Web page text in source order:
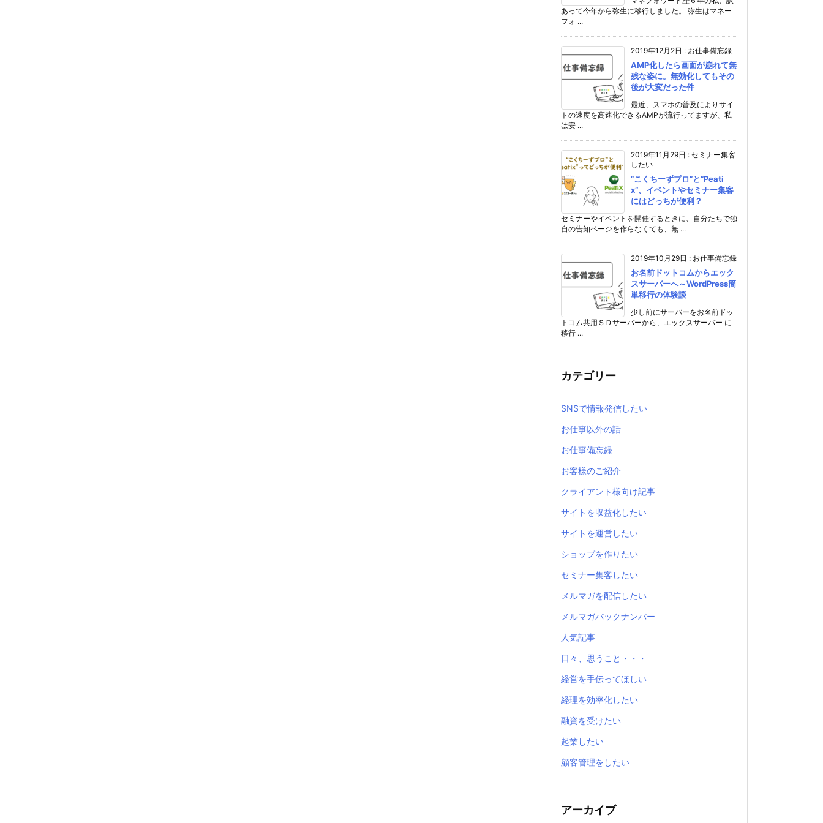
あって今年から弥生に移行しました。 弥生はマネー
フォ ...
2019年12月2日 : お仕事備忘録
AMP化したら画面が崩れて無
残な姿に。無効化してもその
後が大変だった件
最近、スマホの普及によりサイ
トの速度を高速化できるAMPが流行ってますが、私
は安 ...
2019年11月29日 : セミナー集客
したい
“こくちーずプロ”と“Peati
x”、イベントやセミナー集客
にはどっちが便利？
セミナーやイベントを開催するときに、自分たちで独
自の告知ページを作らなくても、無 ...
2019年10月29日 : お仕事備忘録
お名前ドットコムからエック
スサーバーへ～WordPress簡
単移行の体験談
少し前にサーバーをお名前ドッ
トコム共用ＳＤサーバーから、エックスサーバー に
移行 ...
カテゴリー
SNSで情報発信したい
お仕事以外の話
お仕事備忘録
お客様のご紹介
クライアント様向け記事
サイトを収益化したい
サイトを運営したい
ショップを作りたい
セミナー集客したい
メルマガを配信したい
メルマガバックナンバー
人気記事
日々、思うこと・・・
経営を手伝ってほしい
経理を効率化したい
融資を受けたい
起業したい
顧客管理をしたい
アーカイブ